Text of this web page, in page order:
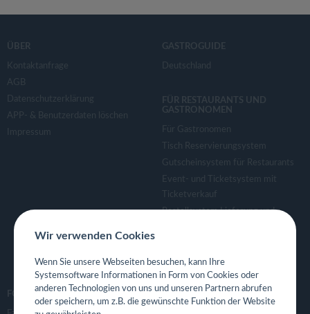
ÜBER
Kontaktanfrage
AGB
Datenschutzerklärung
APP- & Benutzerdaten löschen
Impressum
GASTROGUIDE
Deutschland
FÜR RESTAURANTS UND
GASTRONOMEN
Für Gastronomen
Tisch Reservierungsystem
Gutscheinsystem für Restaurants
Event- und Ticketsystem mit
Ticketverkauf
Bestellsystem Lieferung und
Eigene App für Restaurant
FOLGE UNS
Wir verwenden Cookies
Wenn Sie unsere Webseiten besuchen, kann Ihre
Systemsoftware Informationen in Form von Cookies oder
anderen Technologien von uns und unseren Partnern abrufen
oder speichern, um z.B. die gewünschte Funktion der Website